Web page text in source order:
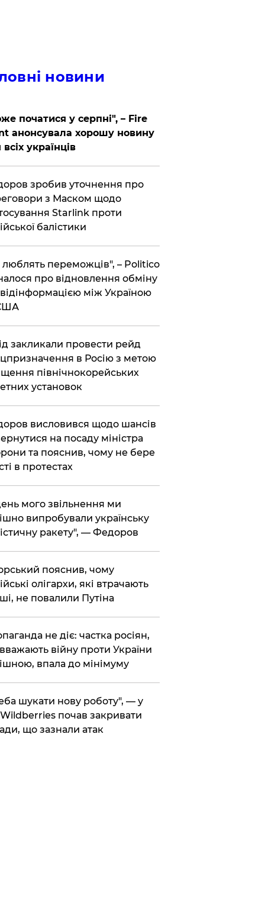
новини
початися у серпні", – Fire
анонсувала хорошу новину
українців
зробив уточнення про
з Маском щодо
Starlink проти
балістики
люблять переможців", – Politico
про відновлення обміну
між Україною
закликали провести рейд
в Росію з метою
північнокорейських
установок
висловився щодо шансів
на посаду міністра
та пояснив, чому не бере
в протестах
мого звільнення ми
випробували українську
ракету", — Федоров
пояснив, чому
олігархи, які втрачають
не повалили Путіна
не діє: частка росіян,
війну проти України
впала до мінімуму
шукати нову роботу", — у
почав закривати
що зазнали атак